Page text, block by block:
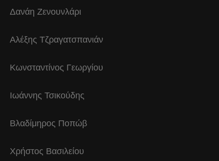
Δανάη Ζενουνλάρι
Αλέξης Τζραγατσπανιάν
Κωνσταντίνος Γεωργίου
Ιωάννης Τσικούδης
Βλαδίμηρος Ποπώβ
Χρήστος Βασιλείου